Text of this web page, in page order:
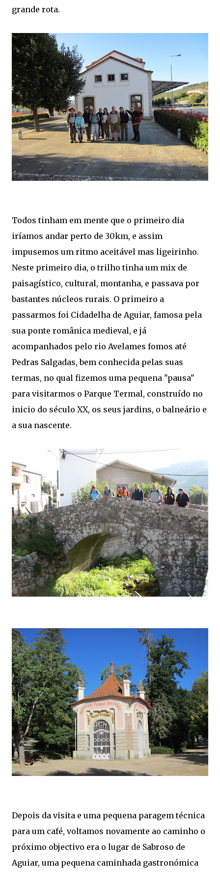
grande rota.
Todos tinham em mente que o primeiro dia
iríamos andar perto de 30km, e assim
impusemos um ritmo aceitável mas ligeirinho.
Neste primeiro dia, o trilho tinha um mix de
paisagístico, cultural, montanha, e passava por
bastantes núcleos rurais. O primeiro a
passarmos foi Cidadelha de Aguiar, famosa pela
sua ponte românica medieval, e já
acompanhados pelo rio Avelames fomos até
Pedras Salgadas, bem conhecida pelas suas
termas, no qual fizemos uma pequena "pausa"
para visitarmos o Parque Termal, construído no
inicio do século XX, os seus jardins, o balneário e
a sua nascente.
Depois da visita e uma pequena paragem técnica
para um café, voltamos novamente ao caminho o
próximo objectivo era o lugar de Sabroso de
Aguiar, uma pequena caminhada gastronómica